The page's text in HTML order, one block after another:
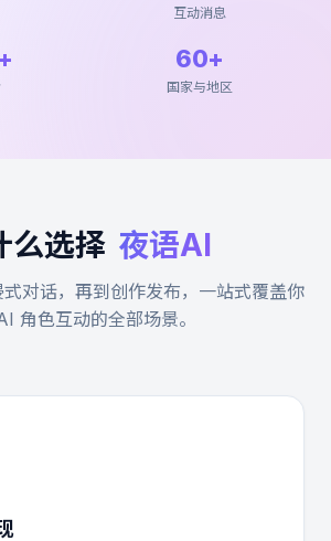
互动消息
60+
国家与地区
么选择 夜语AI
对话，再到创作发布，一站式覆盖你
角色互动的全部场景。